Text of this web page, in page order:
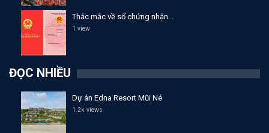
Thắc mắc về sổ chứng nhận...
1 view
ĐỌC NHIỀU
Dự án Edna Resort Mũi Né
1.2k views